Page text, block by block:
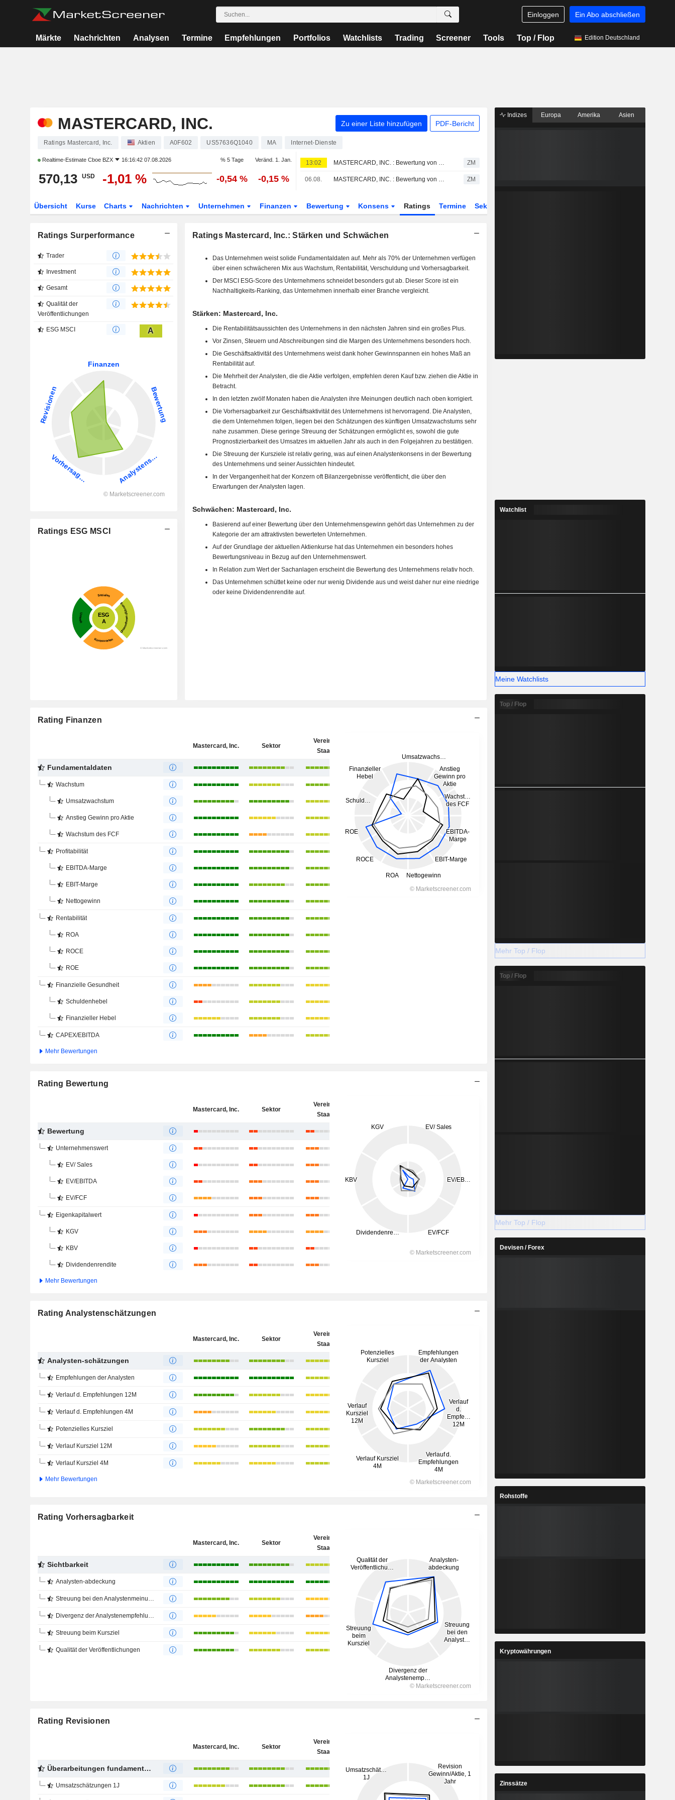
Einloggen Ein Abo abschließen
Märkte Nachrichten Analysen Termine Empfehlungen Portfolios Watchlists Trading Screener Tools Top / Flop Edition Deutschland
MASTERCARD, INC. Zu einer Liste hinzufügen PDF-Bericht
Ratings Mastercard, Inc. Aktien A0F602 US57636Q1040 MA Internet-Dienste
Realtime-Estimate Cboe BZX 16:16:42 07.08.2026 % 5 Tage Veränd. 1. Jan.
570,13 USD -1,01 % -0,54 % -0,15 %
13:02 MASTERCARD, INC. : Bewertung von BNP Paribas zum Kaufen erhalten ZM
06.08. MASTERCARD, INC. : Bewertung von Daiwa Securities zum Kaufen erhalten ZM
Übersicht Kurse Charts Nachrichten Unternehmen Finanzen Bewertung Konsens Ratings Termine Sektor
Ratings Surperformance
Trader
Investment
Gesamt
Qualität der
Veröffentlichungen
ESG MSCI A
Ratings ESG MSCI
Ratings Mastercard, Inc.: Stärken und Schwächen
Das Unternehmen weist solide Fundamentaldaten auf. Mehr als 70% der Unternehmen verfügen
über einen schwächeren Mix aus Wachstum, Rentabilität, Verschuldung und Vorhersagbarkeit.
Der MSCI ESG-Score des Unternehmens schneidet besonders gut ab. Dieser Score ist ein
Nachhaltigkeits-Ranking, das Unternehmen innerhalb einer Branche vergleicht.
Stärken: Mastercard, Inc.
Die Rentabilitätsaussichten des Unternehmens in den nächsten Jahren sind ein großes Plus.
Vor Zinsen, Steuern und Abschreibungen sind die Margen des Unternehmens besonders hoch.
Die Geschäftsaktivität des Unternehmens weist dank hoher Gewinnspannen ein hohes Maß an
Rentabilität auf.
Die Mehrheit der Analysten, die die Aktie verfolgen, empfehlen deren Kauf bzw. ziehen die Aktie in
Betracht.
In den letzten zwölf Monaten haben die Analysten ihre Meinungen deutlich nach oben korrigiert.
Die Vorhersagbarkeit zur Geschäftsaktivität des Unternehmens ist hervorragend. Die Analysten,
die dem Unternehmen folgen, liegen bei den Schätzungen des künftigen Umsatzwachstums sehr
nahe zusammen. Diese geringe Streuung der Schätzungen ermöglicht es, sowohl die gute
Prognostizierbarkeit des Umsatzes im aktuellen Jahr als auch in den Folgejahren zu bestätigen.
Die Streuung der Kursziele ist relativ gering, was auf einen Analystenkonsens in der Bewertung
des Unternehmens und seiner Aussichten hindeutet.
In der Vergangenheit hat der Konzern oft Bilanzergebnisse veröffentlicht, die über den
Erwartungen der Analysten lagen.
Schwächen: Mastercard, Inc.
Basierend auf einer Bewertung über den Unternehmensgewinn gehört das Unternehmen zu der
Kategorie der am attraktivsten bewerteten Unternehmen.
Auf der Grundlage der aktuellen Aktienkurse hat das Unternehmen ein besonders hohes
Bewertungsniveau in Bezug auf den Unternehmenswert.
In Relation zum Wert der Sachanlagen erscheint die Bewertung des Unternehmens relativ hoch.
Das Unternehmen schüttet keine oder nur wenig Dividende aus und weist daher nur eine niedrige
oder keine Dividendenrendite auf.
Rating Finanzen
Mastercard, Inc. Sektor
Vereinigte
Staaten
Fundamentaldaten
Wachstum
Umsatzwachstum
Anstieg Gewinn pro Aktie
Wachstum des FCF
Profitabilität
EBITDA-Marge
EBIT-Marge
Nettogewinn
Rentabilität
ROA
ROCE
ROE
Finanzielle Gesundheit
Schuldenhebel
Finanzieller Hebel
CAPEX/EBITDA
Mehr Bewertungen
Rating Bewertung
Mastercard, Inc. Sektor
Vereinigte
Staaten
Bewertung
Unternehmenswert
EV/ Sales
EV/EBITDA
EV/FCF
Eigenkapitalwert
KGV
KBV
Dividendenrendite
Mehr Bewertungen
Rating Analystenschätzungen
Mastercard, Inc. Sektor
Vereinigte
Staaten
Analysten-schätzungen
Empfehlungen der Analysten
Verlauf d. Empfehlungen 12M
Verlauf d. Empfehlungen 4M
Potenzielles Kursziel
Verlauf Kursziel 12M
Verlauf Kursziel 4M
Mehr Bewertungen
Rating Vorhersagbarkeit
Mastercard, Inc. Sektor
Vereinigte
Staaten
Sichtbarkeit
Analysten-abdeckung
Streuung bei den Analystenmeinungen
Divergenz der Analystenempfehlungen
Streuung beim Kursziel
Qualität der Veröffentlichungen
Rating Revisionen
Mastercard, Inc. Sektor
Vereinigte
Staaten
Überarbeitungen fundamentaler Schätzungen
Umsatzschätzungen 1J
Indizes Europa Amerika Asien
Watchlist
Meine Watchlists
Top / Flop
Mehr Top / Flop
Top / Flop
Mehr Top / Flop
Devisen / Forex
Rohstoffe
Kryptowährungen
Zinssätze